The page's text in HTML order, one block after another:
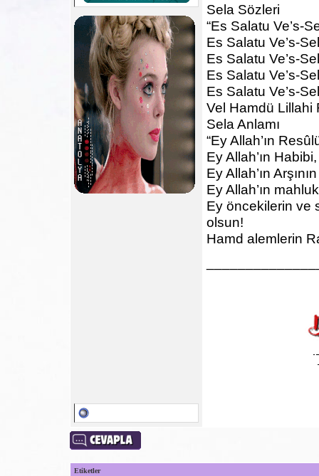
Sela Sözleri
“Es Salatu Ve’s-
Es Salatu Ve’s-
Es Salatu Ve’s-
Es Salatu Ve’s-
Es Salatu Ve’s-
Vel Hamdü Lillahi
Sela Anlamı
“Ey Allah’ın
Ey Allah’ın
Ey Allah’ın
Ey Allah’ın
Ey öncekilerin ve
olsun!
Hamd alemlerin
Etiketler